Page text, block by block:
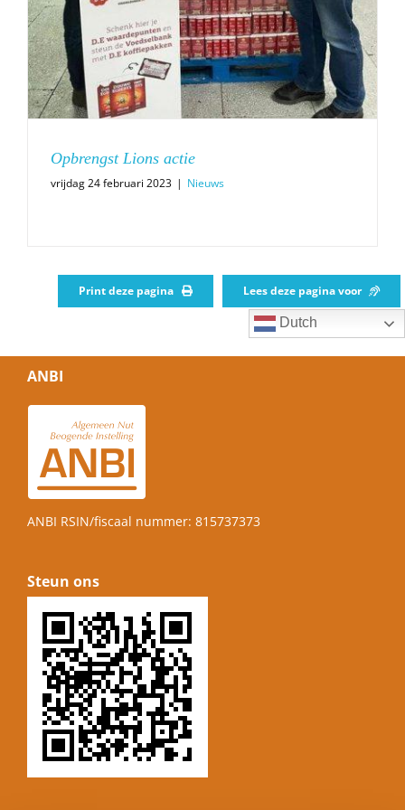
Opbrengst Lions actie
vrijdag 24 februari 2023 | Nieuws
Print deze pagina Lees deze pagina voor
Dutch
ANBI
ANBI RSIN/fiscaal nummer: 815737373
Steun ons